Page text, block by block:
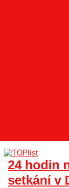
24 hodin
setkání v